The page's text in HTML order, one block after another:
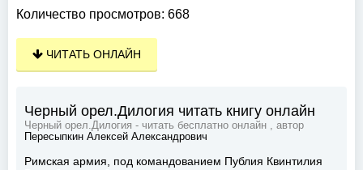
Количество просмотров: 668
ЧИТАТЬ ОНЛАЙН
Черный орел.Дилогия читать книгу онлайн
Черный орел.Дилогия - читать бесплатно онлайн , автор
Пересыпкин Алексей Александрович
Римская армия, под командованием Публия Квинтилия